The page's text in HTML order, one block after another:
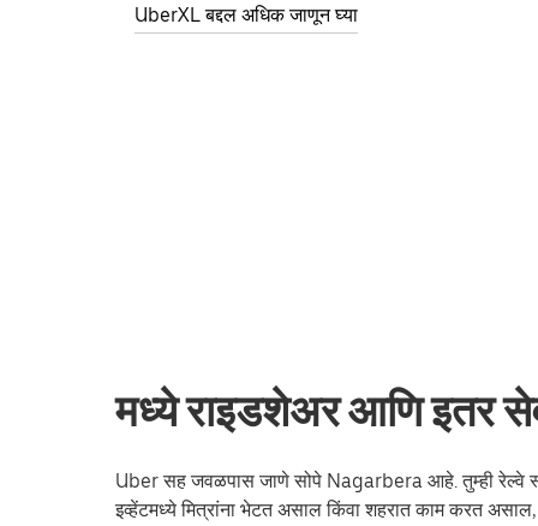
UberXL बद्दल अधिक जाणून घ्या
मध्ये राइडशेअर आणि इतर
Uber सह जवळपास जाणे सोपे Nagarbera आहे. तुम्ही रेल्वे
इव्हेंटमध्ये मित्रांना भेटत असाल किंवा शहरात काम करत